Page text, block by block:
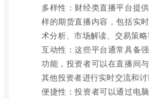
多样性：财经类直播平台提
样的期货直播内容，包括实
术分析、市场解读、交易策略
互动性：这些平台通常具备
功能，投资者可以在直播间
其他投资者进行实时交流和讨
便捷性：投资者可以通过电